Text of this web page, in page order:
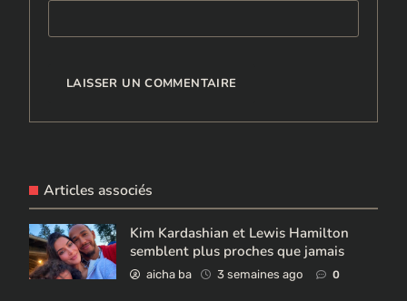
Articles associés
Kim Kardashian et Lewis Hamilton
semblent plus proches que jamais
aicha ba 3 semaines ago 0